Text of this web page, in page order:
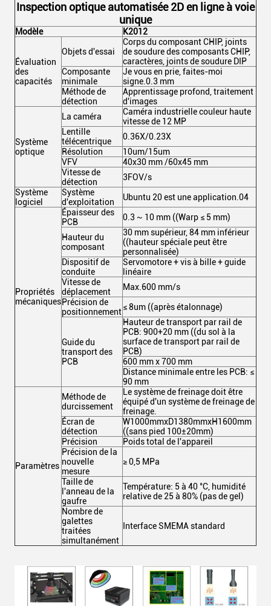
Inspection optique automatisée 2D en ligne à voie
unique
Modèle K2012
Évaluation
des
capacités
Objets d'essai
Corps du composant CHIP, joints
de soudure des composants CHIP,
caractères, joints de soudure DIP
Composante
minimale
Je vous en prie, faites-moi
signe.0.3 mm
Méthode de
détection
Apprentissage profond, traitement
d'images
Système
optique
La caméra
Caméra industrielle couleur haute
vitesse de 12 MP
Lentille
télécentrique
0.36X/0.23X
Résolution
10um/15um
VFV
40x30 mm /60x45 mm
Vitesse de
détection
3FOV/s
Système
logiciel
Système
d'exploitation
Ubuntu 20 est une application.04
Propriétés
mécaniques
Épaisseur des
PCB
0.3 ~ 10 mm ((Warp ≤ 5 mm)
Hauteur du
composant
30 mm supérieur, 84 mm inférieur
((hauteur spéciale peut être
personnalisée)
Dispositif de
conduite
Servomotore + vis à bille + guide
linéaire
Vitesse de
déplacement
Max.600 mm/s
Précision de
positionnement≤ 8um ((après étalonnage)
Guide du
transport des
PCB
Hauteur de transport par rail de
PCB: 900+20 mm ((du sol à la
surface de transport par rail de
PCB)
600 mm x 700 mm
Distance minimale entre les PCB: ≤
90 mm
Paramètres
Méthode de
durcissement
Le système de freinage doit être
équipé d'un système de freinage de
freinage.
Écran de
détection
W1000mmxD1380mmxH1600mm
((sans pied 100±20mm)
Précision
Poids total de l'appareil
Précision de la
nouvelle
mesure
≥ 0,5 MPa
Taille de
l'anneau de la
gaufre
Température: 5 à 40 °C, humidité
relative de 25 à 80% (pas de gel)
Nombre de
galettes
traitées
simultanément
Interface SMEMA standard